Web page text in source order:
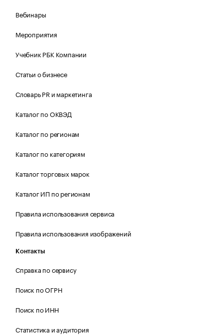
Вебинары
Мероприятия
Учебник РБК Компании
Статьи о бизнесе
Словарь PR и маркетинга
Каталог по ОКВЭД
Каталог по регионам
Каталог по категориям
Каталог торговых марок
Каталог ИП по регионам
Правила использования сервиса
Правила использования изображений
Контакты
Справка по сервису
Поиск по ОГРН
Поиск по ИНН
Статистика и аудитория